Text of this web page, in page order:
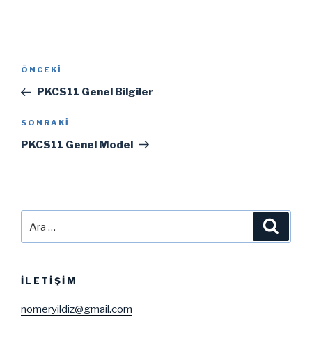
Yazı
Önceki
Yazı
ÖNCEKI
PKCS11 Genel Bilgiler
Sonraki
Yazı
SONRAKI
PKCS11 Genel Model
İLETIŞIM
nomeryildiz@gmail.com